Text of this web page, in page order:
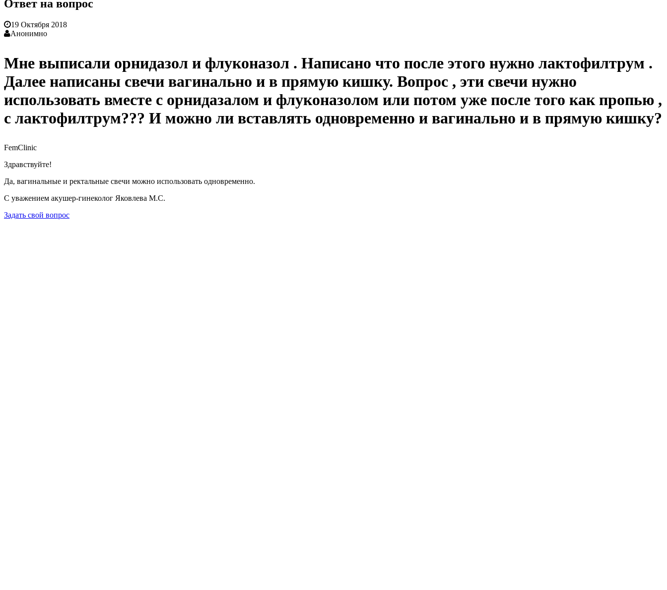
Ответ на вопрос
19 Октября 2018
Анонимно
Мне выписали орнидазол и флуконазол . Написано что после этого нужно лактофилтрум .
Далее написаны свечи вагинально и в прямую кишку. Вопрос , эти свечи нужно
использовать вместе с орнидазалом и флуконазолом или потом уже после того как пропью ,
с лактофилтрум??? И можно ли вставлять одновременно и вагинально и в прямую кишку?
FemClinic
Здравствуйте!
Да, вагинальные и ректальные свечи можно использовать одновременно.
С уважением акушер-гинеколог Яковлева М.С.
Задать свой вопрос